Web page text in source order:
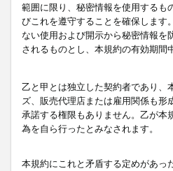
範囲に限り、秘密情報を使用するも
びこれを遵守することを確保します
ない使用および開示から秘密情報
されるものとし、本規約の有効期間
乙と甲とは独立した契約者であり、
ズ、販売代理店または雇用関係も
承諾する権限もありません。乙が本
為を自ら行ったとみなされます。
本規約にこれと矛盾する定めがあっ